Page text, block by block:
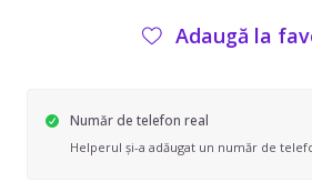
Adaugă la
Număr de telefon real
Helperul și-a adăugat un număr de